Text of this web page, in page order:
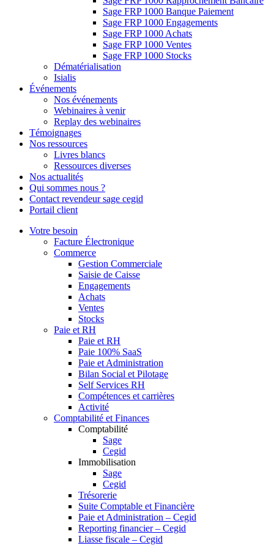
Sage FRP 1000 Banque Paiement
Sage FRP 1000 Engagements
Sage FRP 1000 Achats
Sage FRP 1000 Ventes
Sage FRP 1000 Stocks
Dématérialisation
Isialis
Événements
Nos événements
Webinaires à venir
Replay des webinaires
Témoignages
Nos ressources
Livres blancs
Ressources diverses
Nos actualités
Qui sommes nous ?
Contact revendeur sage cegid
Portail client
Votre besoin
Facture Électronique
Commerce
Gestion Commerciale
Saisie de Caisse
Engagements
Achats
Ventes
Stocks
Paie et RH
Paie et RH
Paie 100% SaaS
Paie et Administration
Bilan Social et Pilotage
Self Services RH
Compétences et carrières
Activité
Comptabilité et Finances
Comptabilité
Sage
Cegid
Immobilisation
Sage
Cegid
Trésorerie
Suite Comptable et Financière
Paie et Administration – Cegid
Reporting financier – Cegid
Liasse fiscale – Cegid